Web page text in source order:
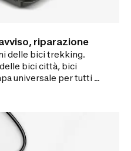
avviso, riparazione
delle bici trekking.
bici città, bici